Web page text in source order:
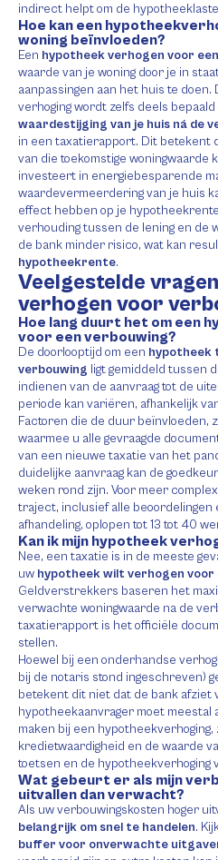
indirect helpt om de
Hoe kan een
woning beïnvloeden?
Een hypotheek verhogen voor
waarde van je woning door je in
aanpassingen aan het huis te doen.
verhoging wordt zelfs deels bepaald
waardestijging van je huis ná de
in een taxatierapport. Dit betekent
van die toekomstige woningwaarde
investeert in energiebesparende
waardevermeerdering van je huis
effect hebben op je
verhouding tussen de lening en de
de bank minder risico, wat kan
hypotheekrente.
Veelgestelde
verhogen voor
Hoe lang duurt het om een
voor een verbouwing?
De doorlooptijd om een hypotheek
verbouwing ligt gemiddeld tussen
indienen van de aanvraag tot de
periode kan variëren, afhankelijk
Factoren die de duur beïnvloeden,
waarmee u alle gevraagde
van een nieuwe taxatie van het
duidelijke aanvraag kan de
weken rond zijn. Voor meer
traject, inclusief alle beoordelingen
afhandeling, oplopen tot 13 tot 40
Kan ik mijn hypotheek
Nee, een taxatie is in de meeste
uw hypotheek wilt verhogen voor
Geldverstrekkers baseren het
verwachte woningwaarde na de
taxatierapport is het officiële
stellen.
Hoewel bij een onderhandse
bij de notaris stond ingeschreven)
betekent dit niet dat de bank afziet
hypotheekaanvrager moet
maken bij een hypotheekverhoging,
kredietwaardigheid en de waarde
toetsen en de hypotheekverhoging
Wat gebeurt er als mijn
uitvallen dan verwacht?
Als uw verbouwingskosten hoger
belangrijk om snel te handelen.
buffer voor onverwachte